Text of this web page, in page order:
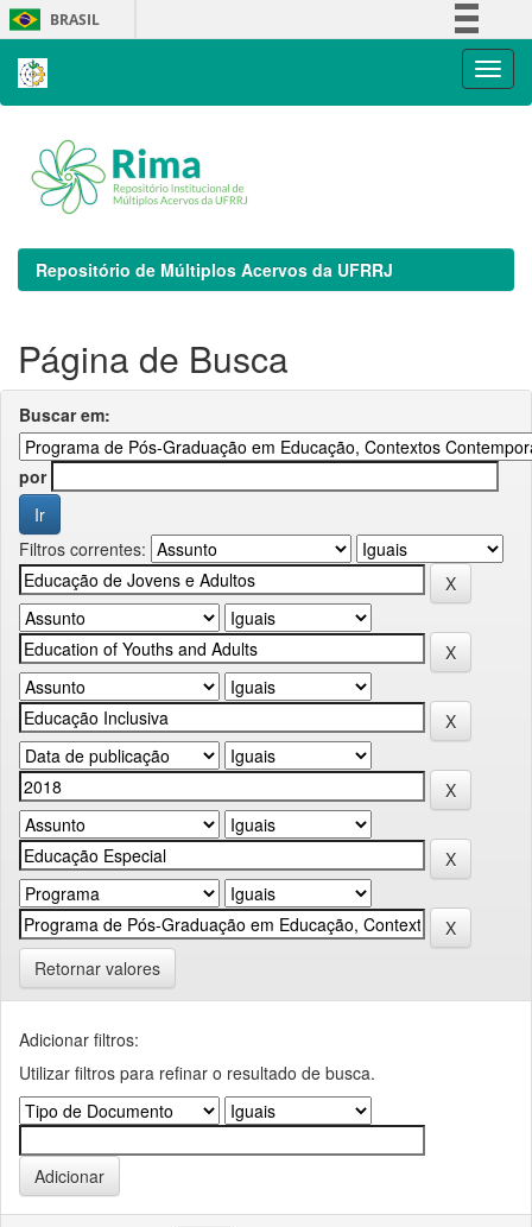
Skip
navigation
BRASIL
Repositório de Múltiplos Acervos da UFRRJ
Página de Busca
Buscar em:
por
Filtros correntes:
Retornar valores
Adicionar filtros:
Utilizar filtros para refinar o resultado de busca.